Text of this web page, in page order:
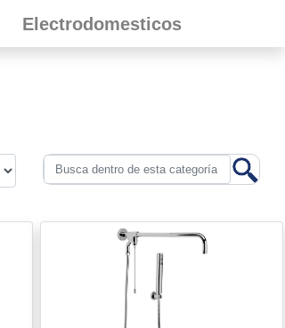
Electrodomesticos